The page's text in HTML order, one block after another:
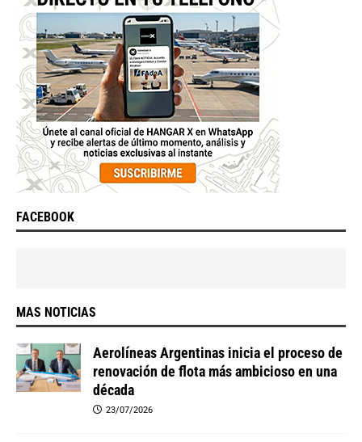
FACEBOOK
MAS NOTICIAS
Aerolíneas Argentinas inicia el proceso de
renovación de flota más ambicioso en una
década
23/07/2026